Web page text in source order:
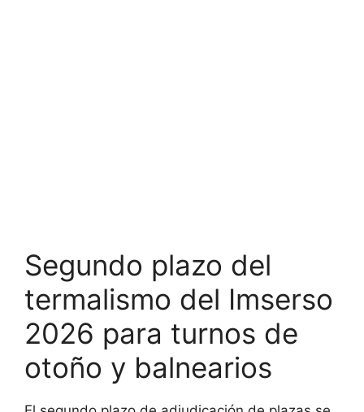
Segundo plazo del
termalismo del Imserso
2026 para turnos de
otoño y balnearios